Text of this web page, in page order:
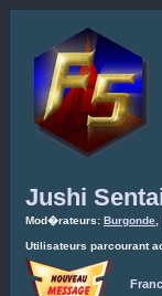
Jushi
Mod�rateurs: Burgonde
Utilisateurs parcourant